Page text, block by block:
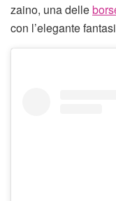
zaino, una delle
con l’elegante